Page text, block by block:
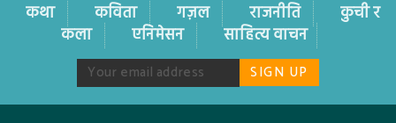
कथा कविता गज़ल राजनीति
कुची र
कला
एनिमेसन साहित्य वाचन